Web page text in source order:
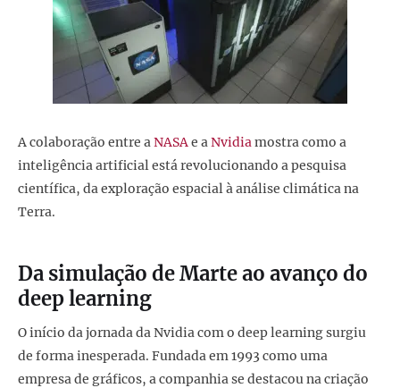
A colaboração entre aNASAe aNvidiamostra como a
inteligência artificial está revolucionando a pesquisa
científica, da exploração espacial à análise climática na
Terra.
Da simulação de Marte ao avanço do
deep learning
O início da jornada da Nvidia com o deep learning surgiu
de forma inesperada. Fundada em 1993 como uma
empresa de gráficos, a companhia se destacou na criação